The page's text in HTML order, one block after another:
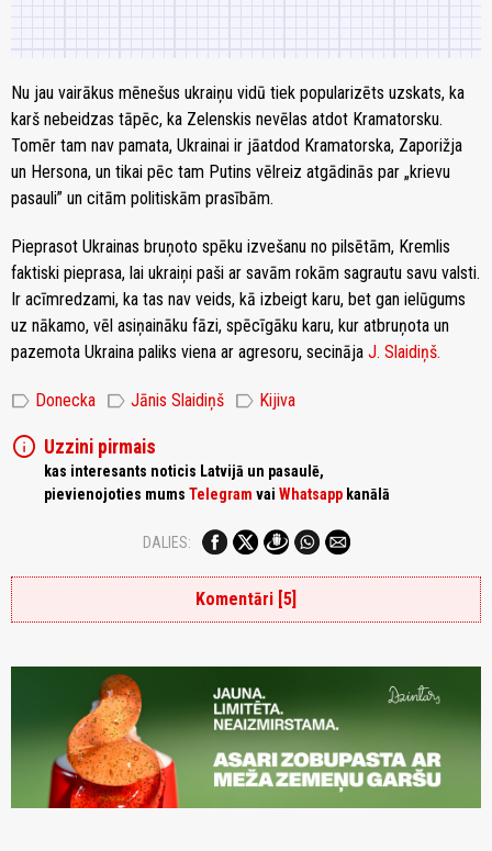
Nu jau vairākus mēnešus ukraiņu vidū tiek popularizēts uzskats, ka
karš nebeidzas tāpēc, ka Zelenskis nevēlas atdot Kramatorsku.
Tomēr tam nav pamata, Ukrainai ir jāatdod Kramatorska, Zaporižja
un Hersona, un tikai pēc tam Putins vēlreiz atgādinās par „krievu
pasauli” un citām politiskām prasībām.
Pieprasot Ukrainas bruņoto spēku izvešanu no pilsētām, Kremlis
faktiski pieprasa, lai ukraiņi paši ar savām rokām sagrautu savu valsti.
Ir acīmredzami, ka tas nav veids, kā izbeigt karu, bet gan ielūgums
uz nākamo, vēl asiņaināku fāzi, spēcīgāku karu, kur atbruņota un
pazemota Ukraina paliks viena ar agresoru, secināja J. Slaidiņš.
label Donecka label Jānis Slaidiņš label Kijiva
info Uzzini pirmais
kas interesants noticis Latvijā un pasaulē,
pievienojoties mums Telegram vai Whatsapp kanālā
DALIES:
Komentāri [5]